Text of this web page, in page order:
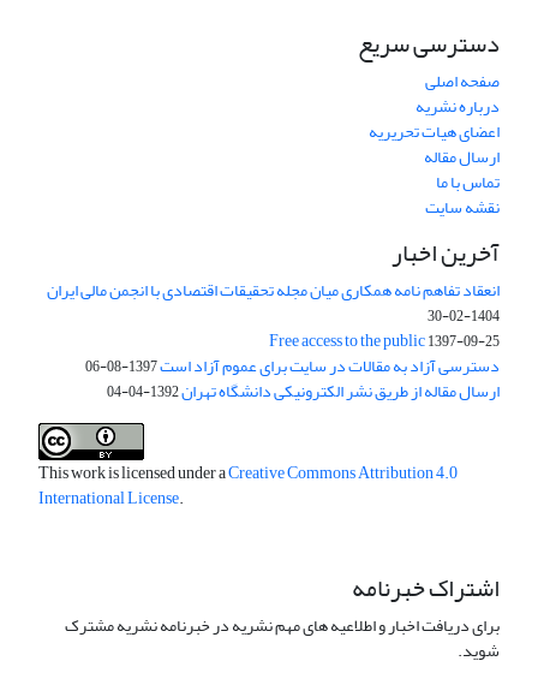
دسترسی سریع
صفحه اصلی
درباره نشریه
اعضای هیات تحریریه
ارسال مقاله
تماس با ما
نقشه سایت
آخرین اخبار
انعقاد تفاهم نامه همکاری میان مجله تحقیقات اقتصادی با انجمن مالی ایران
1404-02-30
Free access to the public1397-09-25
دسترسی آزاد به مقالات در سایت برای عموم آزاد است1397-08-06
ارسال مقاله از طریق نشر الکترونیکی دانشگاه تهران1392-04-04
This work is licensed under aCreative Commons Attribution 4.0
International License.
اشتراک خبرنامه
برای دریافت اخبار و اطلاعیه های مهم نشریه در خبرنامه نشریه مشترک
شوید.